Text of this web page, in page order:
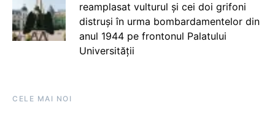
reamplasat vulturul și cei doi grifoni
distruși în urma bombardamentelor din
anul 1944 pe frontonul Palatului
Universității
CELE MAI NOI